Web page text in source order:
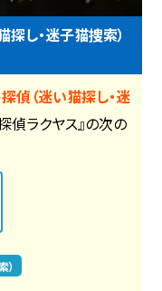
し・迷子猫捜索）
偵（迷い猫探し・迷
偵ラクヤス』の次の